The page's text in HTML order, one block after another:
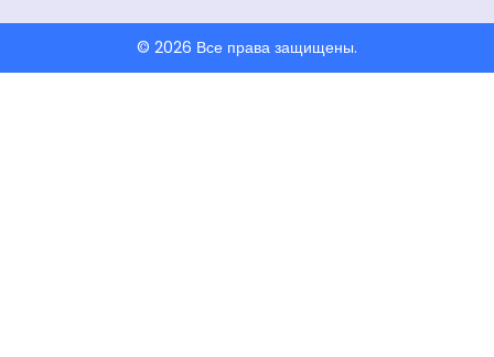
o
r
© 2026 Все права защищены.